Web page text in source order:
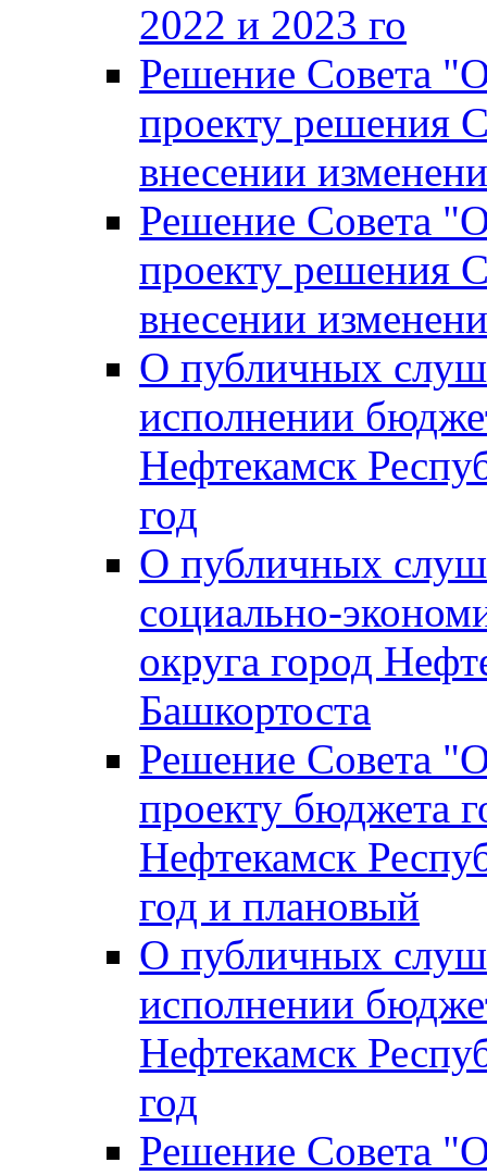
2022 и 2023 го
Решение Совета
проекту решения
внесении
Решение Совета
проекту решения
внесении
О публичных
исполнении
Нефтекамск
год
О публичных
социально-
округа город
Башкортоста
Решение Совета
проекту бюджета
Нефтекамск
год и плановый
О публичных
исполнении
Нефтекамск
год
Решение Совета